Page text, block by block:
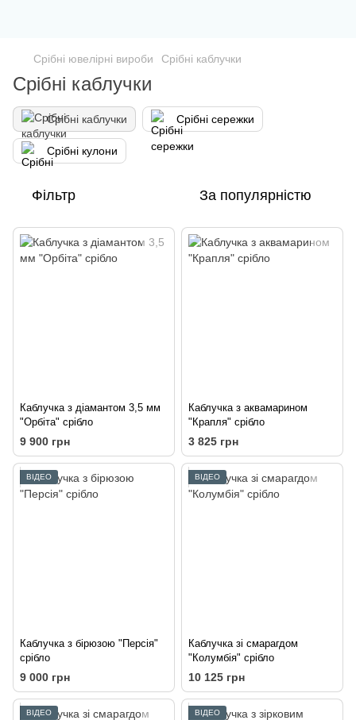
Срібні ювелірні вироби Срібні каблучки
Срібні каблучки
Срібні каблучки Срібні сережки
Срібні кулони
Фільтр За популярністю
Каблучка з діамантом 3,5 мм
"Орбіта" срібло
9 900 грн
Каблучка з аквамарином
"Крапля" срібло
3 825 грн
ВІДЕО
Каблучка з бірюзою "Персія"
срібло
9 000 грн
ВІДЕО
Каблучка зі смарагдом
"Колумбія" срібло
10 125 грн
ВІДЕО ВІДЕО